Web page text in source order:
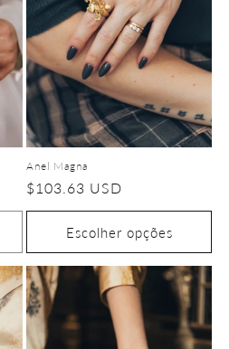
Anel Magna
Preço
normal
$103.63 USD
Escolher opções